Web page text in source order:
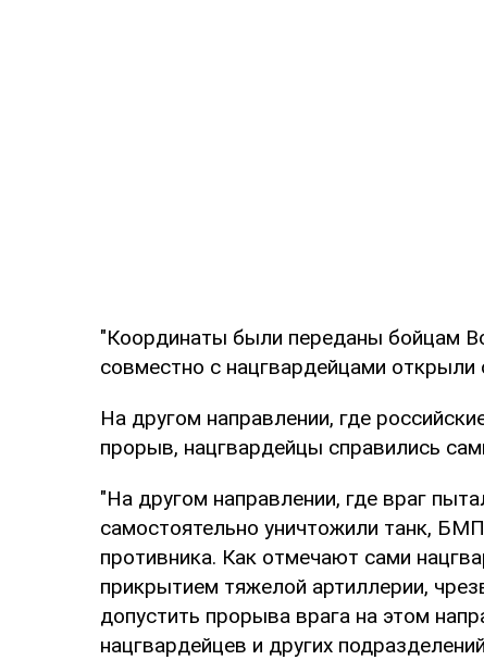
"Координаты были переданы бойцам
совместно с нацгвардейцами открыли
На другом направлении, где
прорыв, нацгвардейцы справились
"На другом направлении, где враг
самостоятельно уничтожили танк,
противника. Как отмечают сами
прикрытием тяжелой артиллерии,
допустить прорыва врага на этом
нацгвардейцев и других